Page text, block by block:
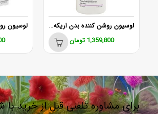
لوسيون روشن کننده بدن اريکه 400 ميلی لیتر
1,359,800 تومان
برای مشاوره تلفنی قبل از خرید